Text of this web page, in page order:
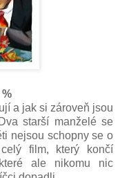
a jak si zároveň jsou
starší manželé se
nejsou schopny se o
film, který končí
ale nikomu nic